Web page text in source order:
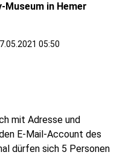
Museum in Hemer
05:50
mit Adresse und
E-Mail-Account des
dürfen sich 5 Personen